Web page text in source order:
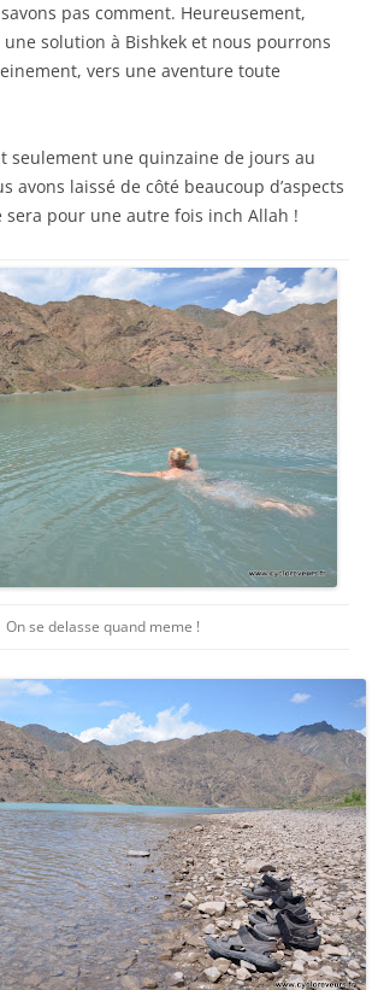
pas comment. Heureusement,
solution à Bishkek et nous pourrons
vers une aventure toute
seulement une quinzaine de jours au
avons laissé de côté beaucoup d’aspects
sera pour une autre fois inch Allah !
On se delasse quand meme !